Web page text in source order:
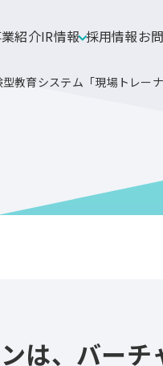
紹介IR情報 採用情報お
教育システム「現場トレー
は、バーチ